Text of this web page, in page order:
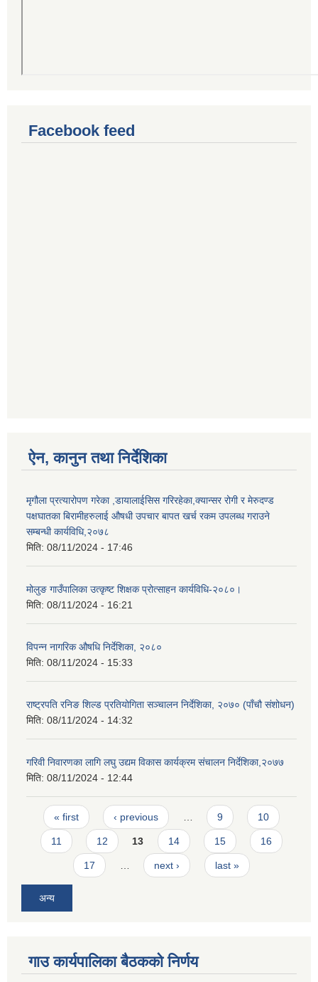
Facebook feed
ऐन, कानुन तथा निर्देशिका
मृगौला प्रत्यारोपण गरेका ,डायालाईसिस गरिरहेका,क्यान्सर रोगी र मेरुदण्ड
पक्षघातका बिरामीहरुलाई औषधी उपचार बापत खर्च रकम उपलब्ध गराउने
सम्बन्धी कार्यविधि,२०७८
मिति: 08/11/2024 - 17:46
मोलुङ गाउँपालिका उत्कृष्ट शिक्षक प्रोत्साहन कार्यविधि-२०८०।
मिति: 08/11/2024 - 16:21
विपन्न नागरिक औषधि निर्देशिका, २०८०
मिति: 08/11/2024 - 15:33
राष्ट्रपति रनिङ शिल्ड प्रतियोगिता सञ्चालन निर्देशिका, २०७० (पाँचौ संशोधन)
मिति: 08/11/2024 - 14:32
गरिवी निवारणका लागि लघु उद्यम विकास कार्यक्रम संचालन निर्देशिका,२०७७
मिति: 08/11/2024 - 12:44
Pages
« first ‹ previous 9 10
11 12 13 14 15 16
17 next › last »
अन्य
गाउ कार्यपालिका बैठकको निर्णय